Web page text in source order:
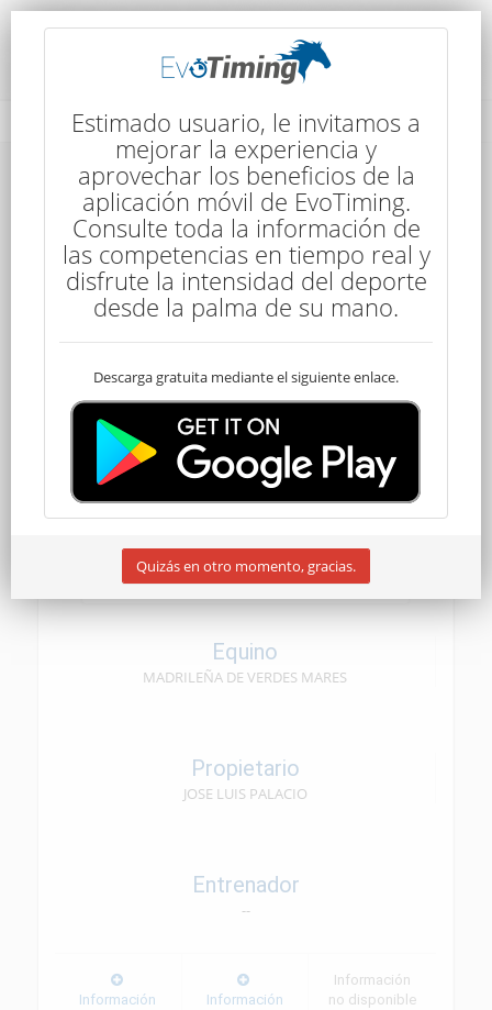
Rendimiento del Competidor
41
Miguel PEDROZO
Descalificado
50 kms
CEN SENIOR
09/05/2026
Equino
MADRILEÑA DE VERDES MARES
Propietario
JOSE LUIS PALACIO
Entrenador
--
Información
Información
Información
no disponible
Estimado usuario, le invitamos a
mejorar la experiencia y
aprovechar los beneficios de la
aplicación móvil de EvoTiming.
Consulte toda la información de
las competencias en tiempo real y
disfrute la intensidad del deporte
desde la palma de su mano.
Descarga gratuita mediante el siguiente enlace.
Quizás en otro momento, gracias.